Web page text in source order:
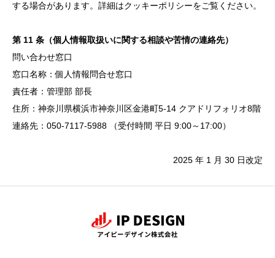
する場合があります。詳細はクッキーポリシーをご覧ください。
第 11 条（個人情報取扱いに関する相談や苦情の連絡先）
問い合わせ窓口
窓口名称：個人情報問合せ窓口
責任者：管理部 部長
住所：神奈川県横浜市神奈川区金港町5-14 クアドリフォリオ8階
連絡先：050-7117-5988 （受付時間 平日 9:00～17:00）
2025 年 1 月 30 日改定